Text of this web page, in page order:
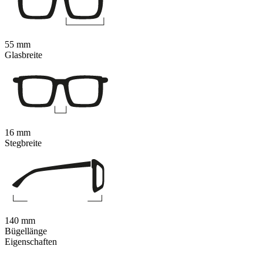
Eigenschaften
55 mm
Glasbreite
16 mm
Stegbreite
140 mm
Bügellänge